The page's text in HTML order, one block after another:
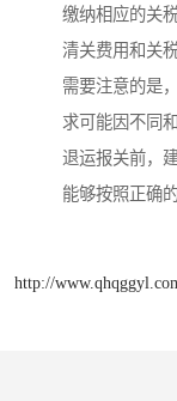
缴纳相应的关
清关费用和关税
需要注意的是
求可能因不同
退运报关前，
能够按照正确
http://